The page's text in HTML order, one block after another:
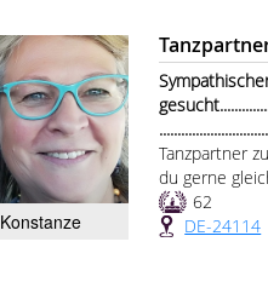
Konstanze
Tanzpartner
du gerne
62
DE-24114